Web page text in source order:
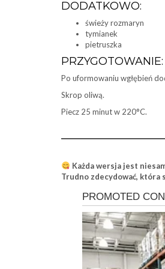
DODATKOWO:
świeży rozmaryn
tymianek
pietruszka
PRZYGOTOWANIE:
Po uformowaniu wgłębień
Skrop oliwą.
Piecz 25 minut w 220°C.
Każda wersja jest
Trudno zdecydować, która